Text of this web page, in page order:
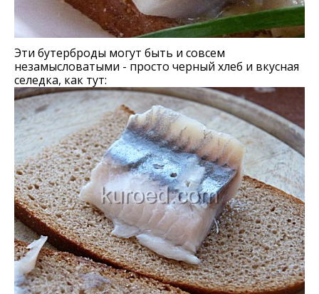
Эти бутерброды могут быть и совсем
незамысловатыми - просто черный хлеб и вкусная
селедка, как тут: